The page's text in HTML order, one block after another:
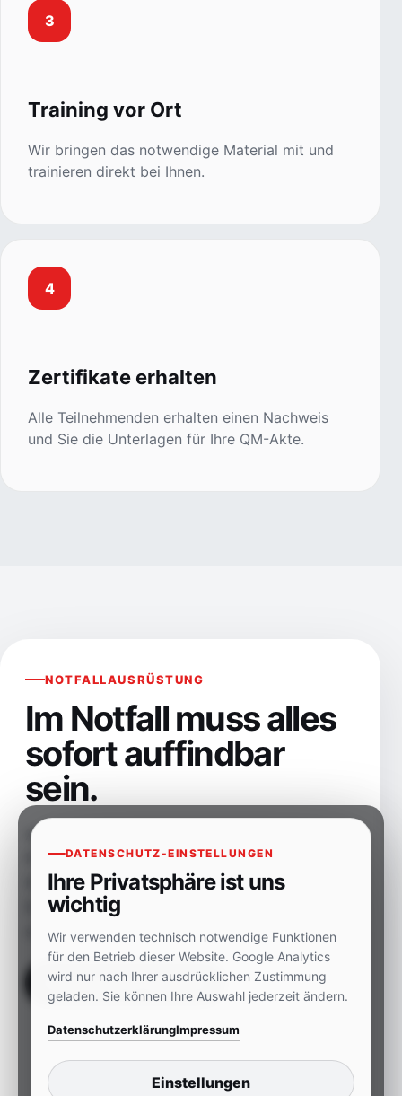
3
Training vor Ort
Wir bringen das notwendige Material mit und
trainieren direkt bei Ihnen.
4
Zertifikate erhalten
Alle Teilnehmenden erhalten einen Nachweis
und Sie die Unterlagen für Ihre QM-Akte.
NOTFALLAUSRÜSTUNG
Im Notfall muss alles
sofort auffindbar
sein.
Auf Wunsch prüfen wir während der
Präsenzschulung Ihre Notfalltasche oder
Ihren Notfallkoffer. Sie erhalten klare
Empfehlungen zu Aufbau, Inhalt und
sinnvoller Sortierung.
Notfalltasche ansehen
DATENSCHUTZ-EINSTELLUNGEN
Ihre Privatsphäre ist uns
wichtig
Wir verwenden technisch notwendige Funktionen
für den Betrieb dieser Website. Google Analytics
wird nur nach Ihrer ausdrücklichen Zustimmung
geladen. Sie können Ihre Auswahl jederzeit ändern.
DatenschutzerklärungImpressum
Einstellungen